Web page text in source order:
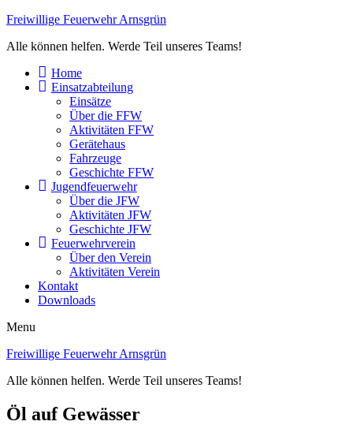
Freiwillige Feuerwehr Arnsgrün
Alle können helfen. Werde Teil unseres Teams!
Home
Einsatzabteilung
Einsätze
Über die FFW
Aktivitäten FFW
Gerätehaus
Fahrzeuge
Geschichte FFW
Jugendfeuerwehr
Über die JFW
Aktivitäten JFW
Geschichte JFW
Feuerwehrverein
Über den Verein
Aktivitäten Verein
Kontakt
Downloads
Menu
Freiwillige Feuerwehr Arnsgrün
Alle können helfen. Werde Teil unseres Teams!
Öl auf Gewässer